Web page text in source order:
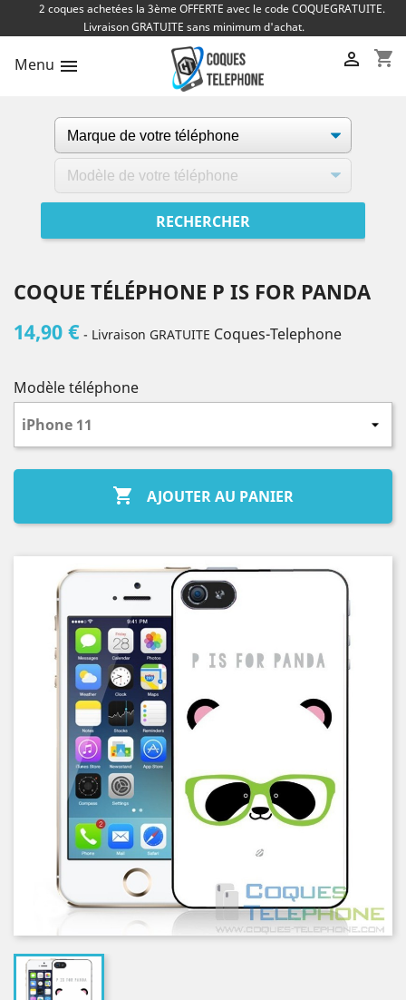
2 coques achetées la 3ème OFFERTE avec le code COQUEGRATUITE.
Livraison GRATUITE sans minimum d'achat.
Menu  shopping_cart

COQUE TÉLÉPHONE P IS FOR PANDA
14,90 € - Livraison GRATUITE Coques-Telephone
Modèle téléphone
 AJOUTER AU PANIER